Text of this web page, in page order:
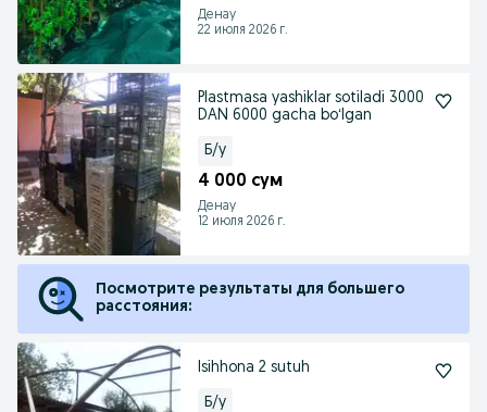
Денау
22 июля 2026 г.
Plastmasa yashiklar sotiladi 3000
DAN 6000 gacha boʻlgan
Б/у
4 000 сум
Денау
12 июля 2026 г.
Посмотрите результаты для большего
расстояния:
Isihhona 2 sutuh
Б/у